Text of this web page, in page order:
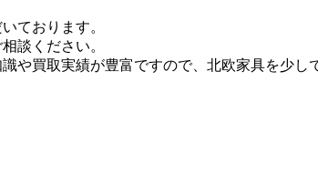
ております。
談ください。
や買取実績が豊富ですので、北欧家具を少し